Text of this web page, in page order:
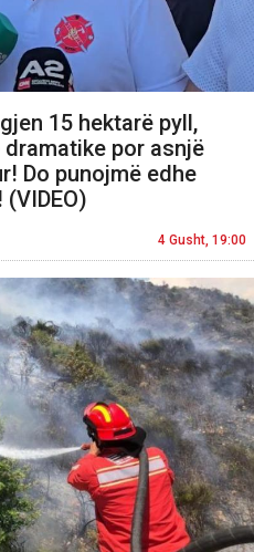
15 hektarë pyll,
por asnjë
Do punojmë edhe
4 Gusht, 19:00